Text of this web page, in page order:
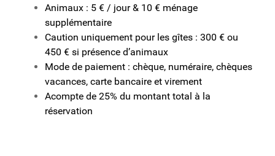
Animaux : 5 € / jour & 10 € ménage
supplémentaire
Caution uniquement pour les gîtes : 300 € ou
450 € si présence d’animaux
Mode de paiement : chèque, numéraire, chèques
vacances, carte bancaire et virement
Acompte de 25% du montant total à la
réservation